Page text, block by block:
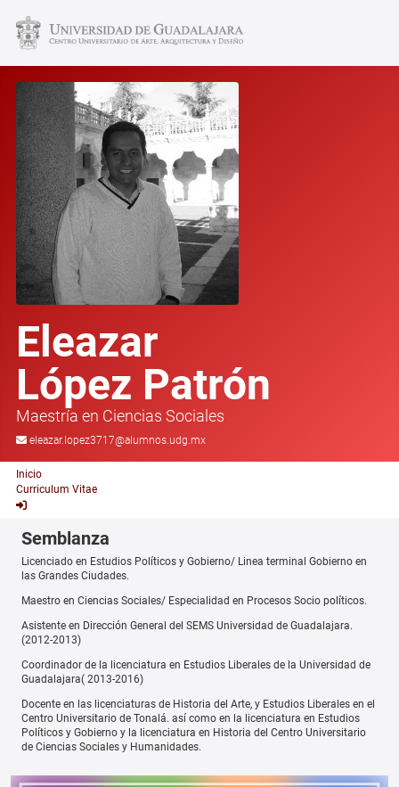
Eleazar
López Patrón
Maestría en Ciencias Sociales
eleazar.lopez3717@alumnos.udg.mx
Inicio
Curriculum Vitae
Semblanza
Licenciado en Estudios Políticos y Gobierno/ Linea terminal Gobierno en
las Grandes Ciudades.
Maestro en Ciencias Sociales/ Especialidad en Procesos Socio políticos.
Asistente en Dirección General del SEMS Universidad de Guadalajara.
(2012-2013)
Coordinador de la licenciatura en Estudios Liberales de la Universidad de
Guadalajara( 2013-2016)
Docente en las licenciaturas de Historia del Arte, y Estudios Liberales en el
Centro Universitario de Tonalá. así como en la licenciatura en Estudios
Políticos y Gobierno y la licenciatura en Historia del Centro Universitario
de Ciencias Sociales y Humanidades.